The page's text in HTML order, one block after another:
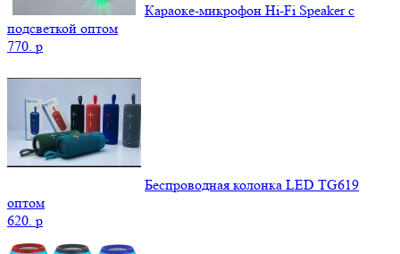
Караоке-микрофон Hi-Fi Speaker с
подсветкой оптом
770. p
Беспроводная колонка LED TG619
оптом
620. p